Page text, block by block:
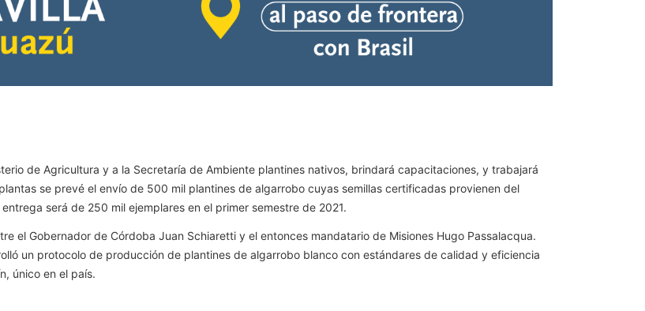
de Agricultura y a la Secretaría de Ambiente plantines nativos, brindará capacitaciones, y trabajará
se prevé el envío de 500 mil plantines de algarrobo cuyas semillas certificadas provienen del
será de 250 mil ejemplares en el primer semestre de 2021.
el Gobernador de Córdoba Juan Schiaretti y el entonces mandatario de Misiones Hugo Passalacqua.
un protocolo de producción de plantines de algarrobo blanco con estándares de calidad y eficiencia
único en el país.